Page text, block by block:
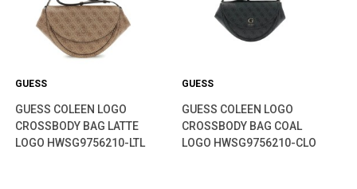
GUESS
GUESS COLEEN LOGO
CROSSBODY BAG LATTE
LOGO HWSG9756210-LTL
GUESS
GUESS COLEEN LOGO
CROSSBODY BAG COAL
LOGO HWSG9756210-CLO